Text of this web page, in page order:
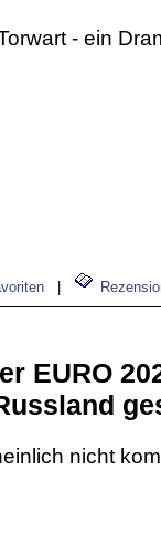
- ein
EURO
nicht